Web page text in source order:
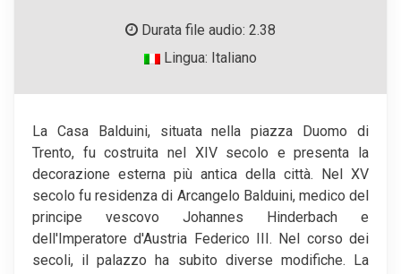
Durata file audio: 2.38
Lingua: Italiano
La Casa Balduini, situata nella piazza Duomo di
Trento, fu costruita nel XIV secolo e presenta la
decorazione esterna più antica della città. Nel XV
secolo fu residenza di Arcangelo Balduini, medico del
principe vescovo Johannes Hinderbach e
dell'Imperatore d'Austria Federico III. Nel corso dei
secoli, il palazzo ha subito diverse modifiche. La